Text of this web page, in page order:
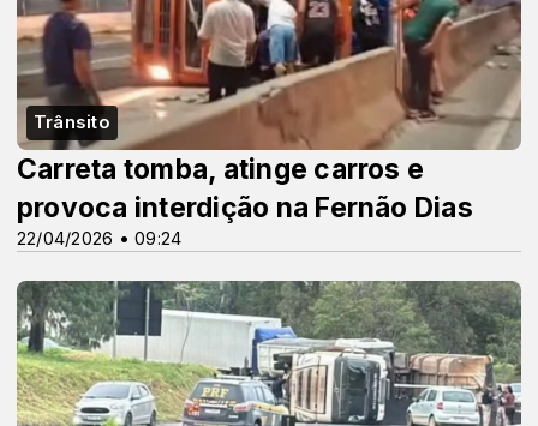
Trânsito
22/04/2026 • 09:24
Carreta tomba, atinge carros e
provoca interdição na Fernão Dias